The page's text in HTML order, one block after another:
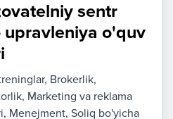
sentr
o'quv
Brokerlik
Marketing va reklama
Menejment Soliq bo'yicha